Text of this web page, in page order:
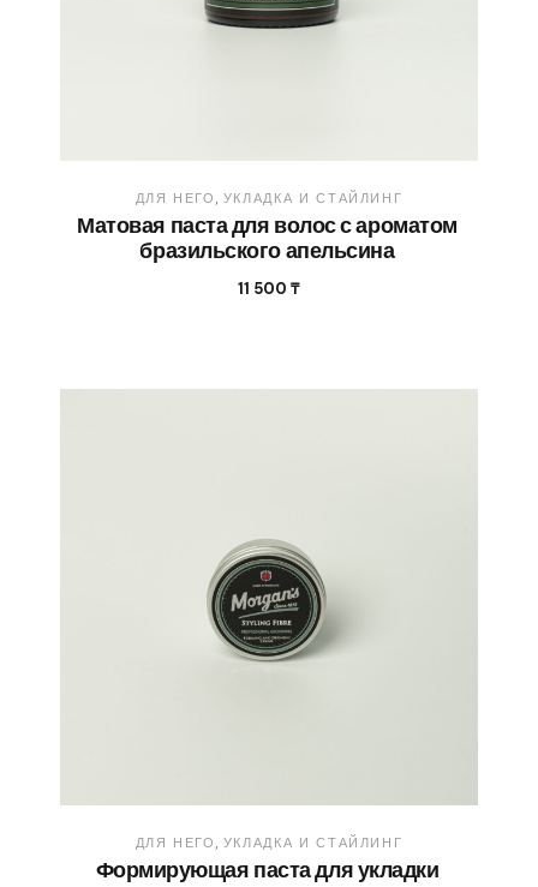
ДЛЯ НЕГО УКЛАДКА И СТАЙЛИНГ
Матовая паста для волос с ароматом
бразильского апельсина
11 500₸
ДЛЯ НЕГО УКЛАДКА И СТАЙЛИНГ
Формирующая паста для укладки